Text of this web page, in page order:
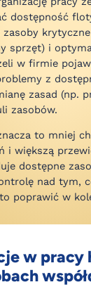
dostępność
sprzęt) i
w firmie
z
zasad (np.
zasobów.
to mniej
i większą
dostępne
nad tym,
poprawić w
w